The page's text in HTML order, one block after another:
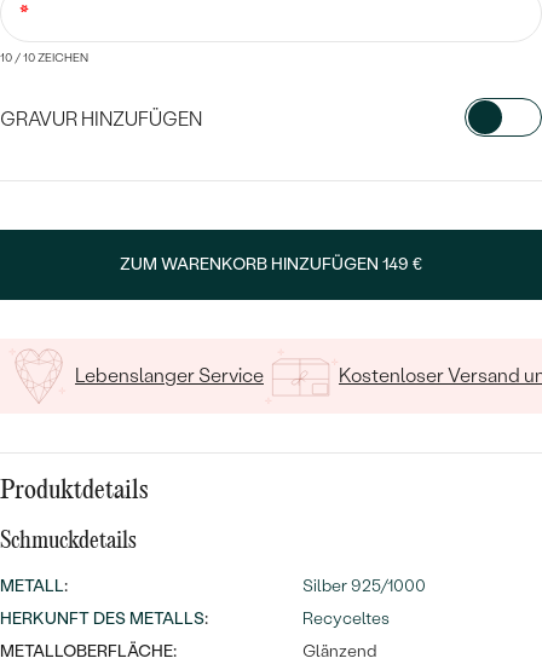
Meistverkaufte
Eheringe
MIT FARBIGEN DIAMANTEN
MIT SCHWARZEN DIAMANTEN
MIT SALT AND PEPPER DIAMANTEN
MIT EDELSTEIN
GOLD
SILBER
PLATIN
NACH STEIN
EDELSTEINSCHMUCK
PERLENSCHMUCK
NACH STYL
PERSONALISIERT
MINIMALISTISCH
MIT EDELSTEIN
PREISWERTE
PREISWERTE
LUXURIÖSE
*
10 / 10 ZEICHEN
GRAVUR HINZUFÜGEN
ZUM WARENKORB HINZUFÜGEN 149 €
Lebenslanger Service Kostenloser Versand
Produktdetails
Schmuckdetails
METALL:
Silber 925/1000
HERKUNFT DES METALLS:
Recyceltes
METALLOBERFLÄCHE:
Glänzend